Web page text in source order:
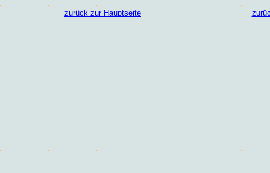
zurück zur Hauptseite